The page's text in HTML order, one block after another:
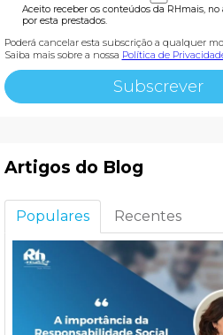
Aceito receber os conteúdos da RHmais, no
por esta prestados.
Poderá cancelar esta subscrição a qualquer
Saiba mais sobre a nossa Política de
Artigos do Blog
Populares Recentes